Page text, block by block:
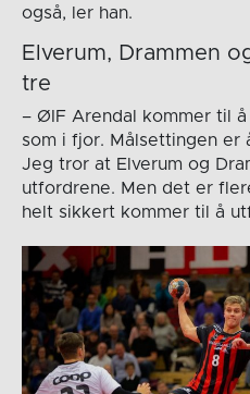
også, ler han.
Elverum, Drammen
tre
– ØIF Arendal kommer til
som i fjor. Målsettingen er
Jeg tror at Elverum og
utfordrene. Men det er
helt sikkert kommer til å